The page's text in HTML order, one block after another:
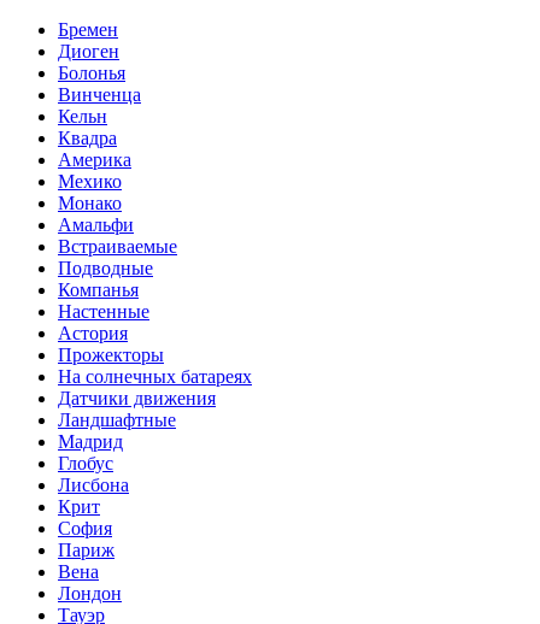
Бремен
Диоген
Болонья
Винченца
Кельн
Квадра
Америка
Мехико
Монако
Амальфи
Встраиваемые
Подводные
Компанья
Настенные
Астория
Прожекторы
На солнечных батареях
Датчики движения
Ландшафтные
Мадрид
Глобус
Лисбона
Крит
София
Париж
Вена
Лондон
Тауэр